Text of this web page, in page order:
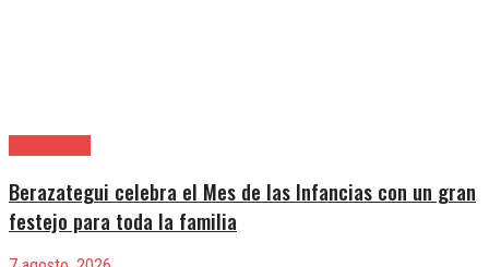
Berazategui celebra el Mes de las Infancias con un gran
festejo para toda la familia